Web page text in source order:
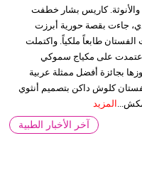
والأنوثة. كاريس بشار خطفت
جاءت بقصة حورية أبرزت
الفستان طابعاً ملكياً. واكتملت
اعتمدت على مكياج سموكي
بجائزة أفضل ممثلة عربية
كلوش داكن بتصميم أنثوي
المزيد
آخر الأخبار الطبية